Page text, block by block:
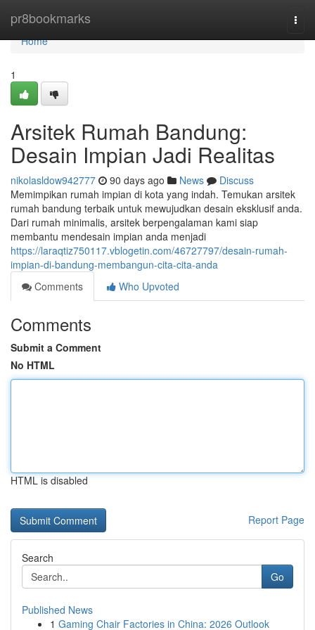
pr8bookmarks
Home
Home
1
Arsitek Rumah Bandung:
Desain Impian Jadi Realitas
nikolasldow942777 90 days ago News
Discuss
Memimpikan rumah impian di kota yang indah. Temukan arsitek
rumah bandung terbaik untuk mewujudkan desain eksklusif anda.
Dari rumah minimalis, arsitek berpengalaman kami siap
membantu mendesain impian anda menjadi
https://laraqtiz750117.vblogetin.com/46727797/desain-rumah-
impian-di-bandung-membangun-cita-cita-anda
Comments
Who Upvoted
Comments
Submit a Comment
No HTML
HTML is disabled
Report Page
Search
Go
Published News
1 Gaming Chair Factories in China: 2026 Outlook